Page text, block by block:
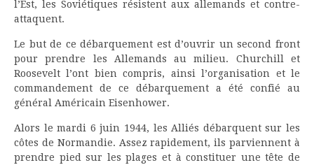
l’Est, les Soviétiques résistent aux allemands et contre-
attaquent.
Le but de ce débarquement est d’ouvrir un second front
pour prendre les Allemands au milieu. Churchill et
Roosevelt l’ont bien compris, ainsi l’organisation et le
commandement de ce débarquement a été confié au
général Américain Eisenhower.
Alors le mardi 6 juin 1944, les Alliés débarquent sur les
côtes de Normandie. Assez rapidement, ils parviennent à
prendre pied sur les plages et à constituer une tête de